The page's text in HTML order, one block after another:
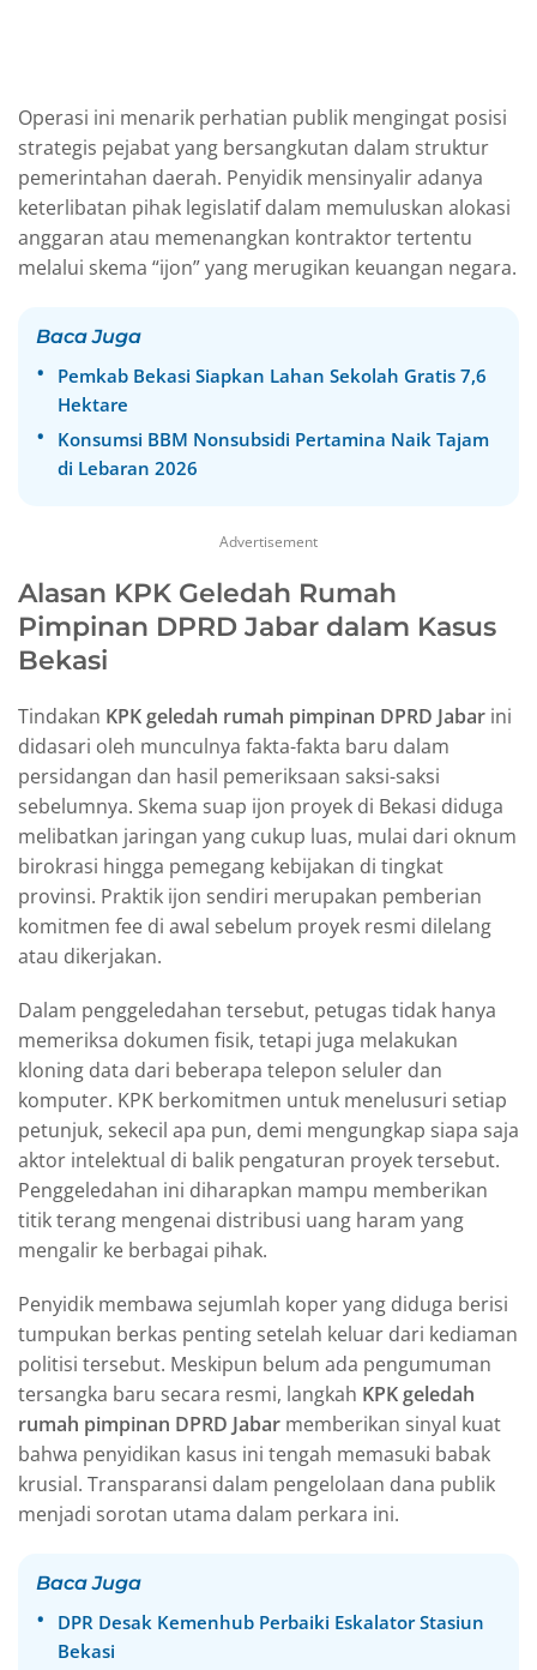
Operasi ini menarik perhatian publik mengingat posisi
strategis pejabat yang bersangkutan dalam struktur
pemerintahan daerah. Penyidik mensinyalir adanya
keterlibatan pihak legislatif dalam memuluskan alokasi
anggaran atau memenangkan kontraktor tertentu
melalui skema “ijon” yang merugikan keuangan negara.
Baca Juga
Pemkab Bekasi Siapkan Lahan Sekolah Gratis 7,6
Hektare
Konsumsi BBM Nonsubsidi Pertamina Naik Tajam
di Lebaran 2026
Advertisement
Alasan KPK Geledah Rumah
Pimpinan DPRD Jabar dalam Kasus
Bekasi
Tindakan KPK geledah rumah pimpinan DPRD Jabar ini
didasari oleh munculnya fakta-fakta baru dalam
persidangan dan hasil pemeriksaan saksi-saksi
sebelumnya. Skema suap ijon proyek di Bekasi diduga
melibatkan jaringan yang cukup luas, mulai dari oknum
birokrasi hingga pemegang kebijakan di tingkat
provinsi. Praktik ijon sendiri merupakan pemberian
komitmen fee di awal sebelum proyek resmi dilelang
atau dikerjakan.
Dalam penggeledahan tersebut, petugas tidak hanya
memeriksa dokumen fisik, tetapi juga melakukan
kloning data dari beberapa telepon seluler dan
komputer. KPK berkomitmen untuk menelusuri setiap
petunjuk, sekecil apa pun, demi mengungkap siapa saja
aktor intelektual di balik pengaturan proyek tersebut.
Penggeledahan ini diharapkan mampu memberikan
titik terang mengenai distribusi uang haram yang
mengalir ke berbagai pihak.
Penyidik membawa sejumlah koper yang diduga berisi
tumpukan berkas penting setelah keluar dari kediaman
politisi tersebut. Meskipun belum ada pengumuman
tersangka baru secara resmi, langkah KPK geledah
rumah pimpinan DPRD Jabar memberikan sinyal kuat
bahwa penyidikan kasus ini tengah memasuki babak
krusial. Transparansi dalam pengelolaan dana publik
menjadi sorotan utama dalam perkara ini.
Baca Juga
DPR Desak Kemenhub Perbaiki Eskalator Stasiun
Bekasi